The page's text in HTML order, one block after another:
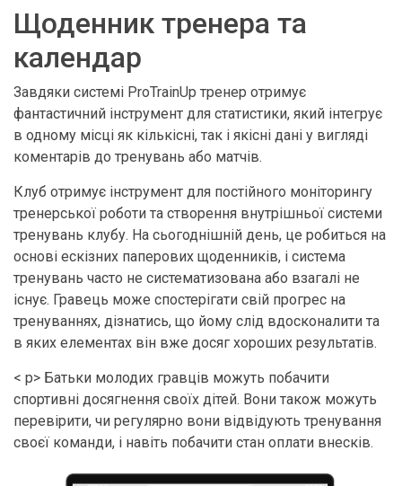
Щоденник тренера та
календар
Завдяки системі ProTrainUp тренер отримує
фантастичний інструмент для статистики, який інтегрує
в одному місці як кількісні, так і якісні дані у вигляді
коментарів до тренувань або матчів.
Клуб отримує інструмент для постійного моніторингу
тренерської роботи та створення внутрішньої системи
тренувань клубу. На сьогоднішній день, це робиться на
основі ескізних паперових щоденників, і система
тренувань часто не систематизована або взагалі не
існує. Гравець може спостерігати свій прогрес на
тренуваннях, дізнатись, що йому слід вдосконалити та
в яких елементах він вже досяг хороших результатів.
< p> Батьки молодих гравців можуть побачити
спортивні досягнення своїх дітей. Вони також можуть
перевірити, чи регулярно вони відвідують тренування
своєї команди, і навіть побачити стан оплати внесків.